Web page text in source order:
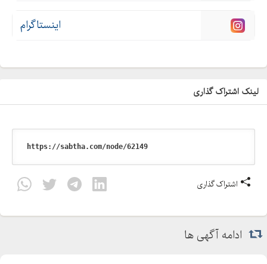
اینستاگرام
لینک اشتراک گذاری
اشتراک گذاری
ادامه آگهی ها